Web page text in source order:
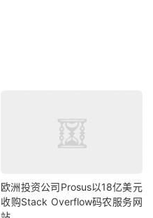
欧洲投资公司Prosus以18亿美元
收购Stack Overflow码农服务网